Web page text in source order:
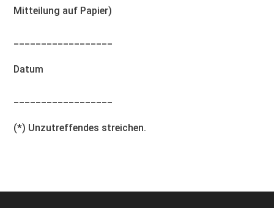
Mitteilung auf Papier)
Datum
(*) Unzutreffendes streichen.